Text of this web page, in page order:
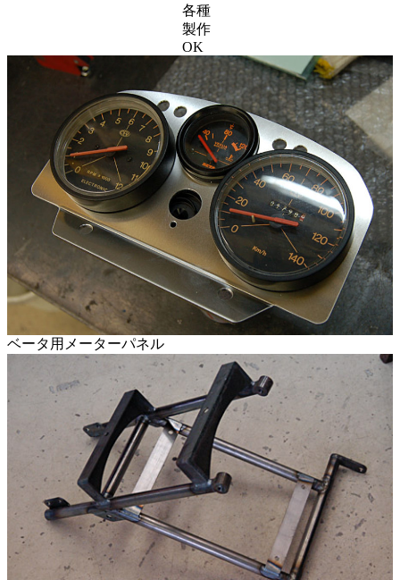
各種
製作
OK
ベータ用メーターパネル